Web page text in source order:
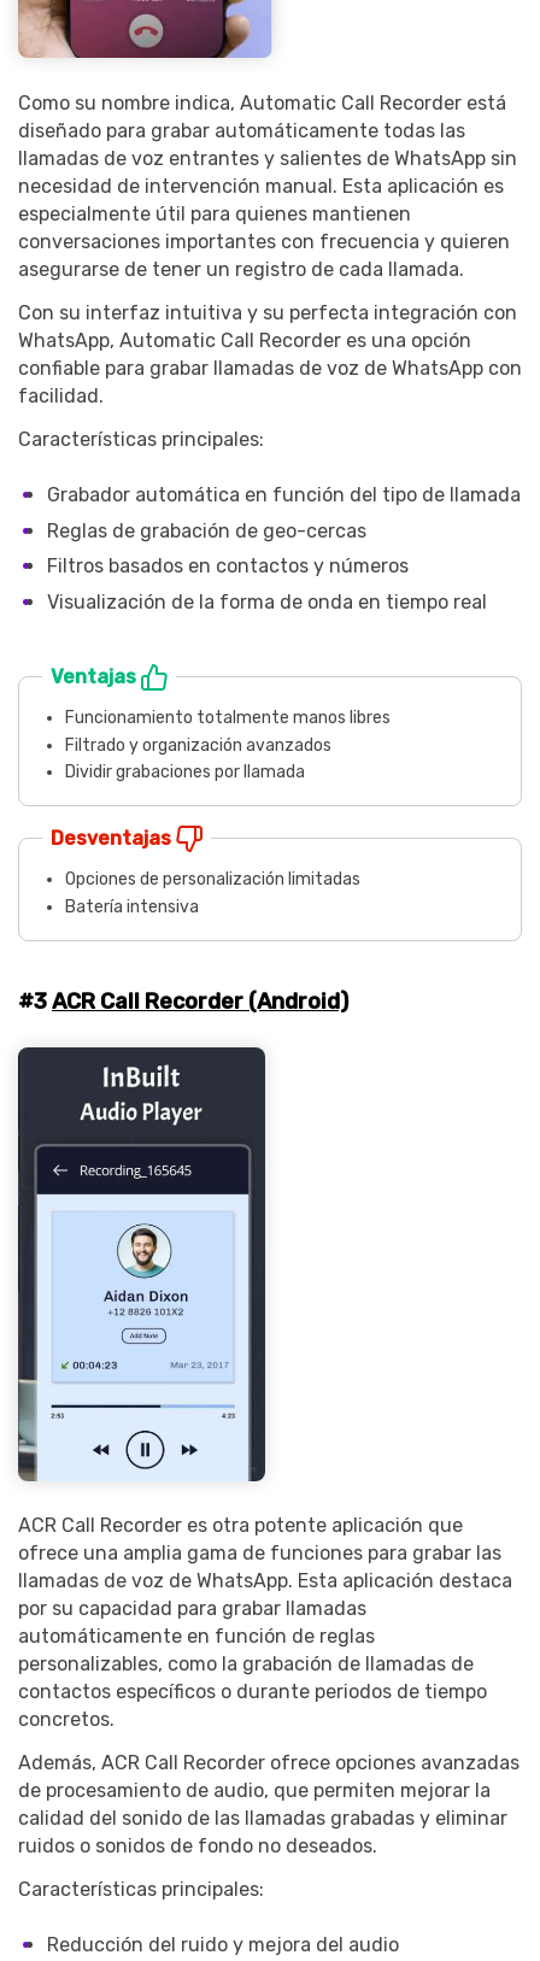
Como su nombre indica, Automatic Call Recorder está
diseñado para grabar automáticamente todas las
llamadas de voz entrantes y salientes de WhatsApp sin
necesidad de intervención manual. Esta aplicación es
especialmente útil para quienes mantienen
conversaciones importantes con frecuencia y quieren
asegurarse de tener un registro de cada llamada.
Con su interfaz intuitiva y su perfecta integración con
WhatsApp, Automatic Call Recorder es una opción
confiable para grabar llamadas de voz de WhatsApp con
facilidad.
Características principales:
Grabador automática en función del tipo de llamada
Reglas de grabación de geo-cercas
Filtros basados en contactos y números
Visualización de la forma de onda en tiempo real
Ventajas
Funcionamiento totalmente manos libres
Filtrado y organización avanzados
Dividir grabaciones por llamada
Desventajas
Opciones de personalización limitadas
Batería intensiva
#3ACR Call Recorder (Android)
ACR Call Recorder es otra potente aplicación que
ofrece una amplia gama de funciones para grabar las
llamadas de voz de WhatsApp. Esta aplicación destaca
por su capacidad para grabar llamadas
automáticamente en función de reglas
personalizables, como la grabación de llamadas de
contactos específicos o durante periodos de tiempo
concretos.
Además, ACR Call Recorder ofrece opciones avanzadas
de procesamiento de audio, que permiten mejorar la
calidad del sonido de las llamadas grabadas y eliminar
ruidos o sonidos de fondo no deseados.
Características principales:
Reducción del ruido y mejora del audio